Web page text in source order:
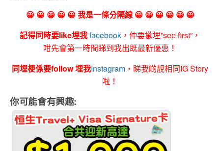
😀 😀 😀 😀 😀 我是一條分隔線 😀 😀 😀 😀 😀 😀
記得同時要like埋我facebook ，仲要撳埋”see first”，
咁先會第一時間睇到我出既最新優惠！
同埋梗係要follow 埋我Instagram ，睇我啲靚相同IG Story
啦！
你可能會有興趣: